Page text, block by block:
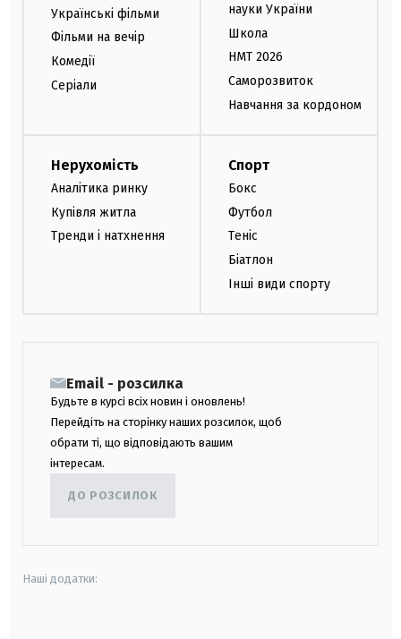
Українські фільми
Фільми на вечір
Комедії
Серіали
науки України
Школа
НМТ 2026
Саморозвиток
Навчання за кордоном
Нерухомість
Аналітика ринку
Купівля житла
Тренди і натхнення
Спорт
Бокс
Футбол
Теніс
Біатлон
Інші види спорту
Email - розсилка
Будьте в курсі всіх новин і оновлень!
Перейдіть на сторінку наших розсилок, щоб
обрати ті, що відповідають вашим
інтересам.
ДО РОЗСИЛОК
Наші додатки: